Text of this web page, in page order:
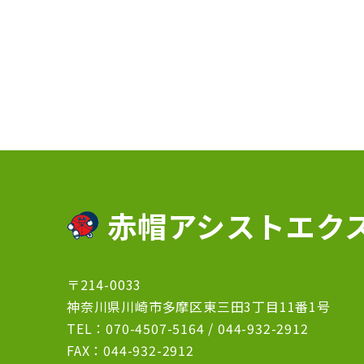
赤帽アシストエク
〒214-0033
神奈川県川崎市多摩区東三田3丁目11番1号
TEL：070-4507-5164 /044-932-2912
FAX：044-932-2912